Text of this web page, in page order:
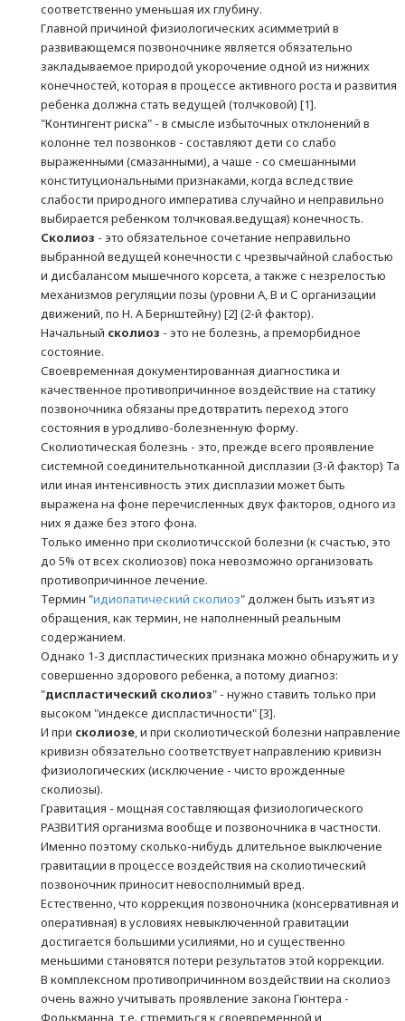
соответственно уменьшая их глубину.
Главной причиной физиологических асимметрий в
развивающемся позвоночнике является обязательно
закладываемое природой укорочение одной из нижних
конечностей, которая в процессе активного роста и развития
ребенка должна стать ведущей (толчковой) [1].
"Контингент риска" - в смысле избыточных отклонений в
колонне тел позвонков - составляют дети со слабо
выраженными (смазанными), а чаше - со смешанными
конституциональными признаками, когда вследствие
слабости природного императива случайно и неправильно
выбирается ребенком толчковая.ведущая) конечность.
Сколиоз - это обязательное сочетание неправильно
выбранной ведущей конечности с чрезвычайной слабостью
и дисбалансом мышечного корсета, а также с незрелостью
механизмов регуляции позы (уровни А, В и С организации
движений, по Н. А Бернштейну) [2] (2-й фактор).
Начальный сколиоз - это не болезнь, а преморбидное
состояние.
Своевременная документированная диагностика и
качественное противопричинное воздействие на статику
позвоночника обязаны предотвратить переход этого
состояния в уродливо-болезненную форму.
Сколиотическая болезнь - это, прежде всего проявление
системной соединительнотканной дисплазии (3-й фактор) Та
или иная интенсивность этих дисплазии может быть
выражена на фоне перечисленных двух факторов, одного из
них я даже без этого фона.
Только именно при сколиотичсской болезни (к счастью, это
до 5% от всех сколиозов) пока невозможно организовать
противопричинное лечение.
Термин "идиопатический сколиоз" должен быть изъят из
обращения, как термин, не наполненный реальным
содержанием.
Однако 1-3 диспластических признака можно обнаружить и у
совершенно здорового ребенка, а потому диагноз:
"диспластический сколиоз" - нужно ставить только при
высоком "индексе диспластичности" [3].
И при сколиозе, и при сколиотической болезни направление
кривизн обязательно соответствует направлению кривизн
физиологических (исключение - чисто врожденные
сколиозы).
Гравитация - мощная составляющая физиологического
РАЗВИТИЯ организма вообще и позвоночника в частности.
Именно поэтому сколько-нибудь длительное выключение
гравитации в процессе воздействия на сколиотический
позвоночник приносит невосполнимый вред.
Естественно, что коррекция позвоночника (консервативная и
оперативная) в условиях невыключенной гравитации
достигается большими усилиями, но и существенно
меньшими становятся потери результатов этой коррекции.
В комплексном противопричинном воздействии на сколиоз
очень важно учитывать проявление закона Гюнтера -
Фолькманна, т.е. стремиться к своевременной и